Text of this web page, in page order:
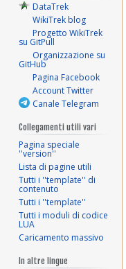
DataTrek
WikiTrek blog
Progetto WikiTrek
su GitPull
Organizzazione su
GitHub
Pagina Facebook
Account Twitter
Canale Telegram
Collegamenti utili vari
Pagina speciale
''version''
Lista di pagine utili
Tutti i ''template'' di
contenuto
Tutti i ''template''
Tutti i moduli di codice
LUA
Caricamento massivo
In altre lingue